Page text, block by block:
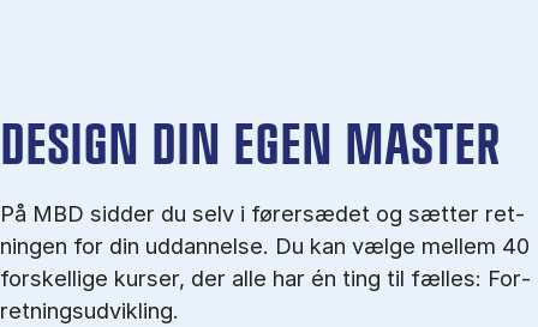
DESIGN DIN EGEN MASTER
På MBD sid­der du selv i fø­rer­sæ­det og sæt­ter ret­
nin­gen for din ud­dan­nel­se. Du kan væl­ge mel­lem 40
for­skel­li­ge kur­ser, der alle har én ting til fæl­les: For­
ret­nings­ud­vik­ling.